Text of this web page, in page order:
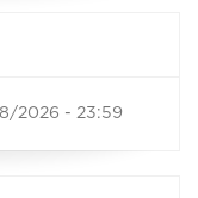
2026 - 23:59